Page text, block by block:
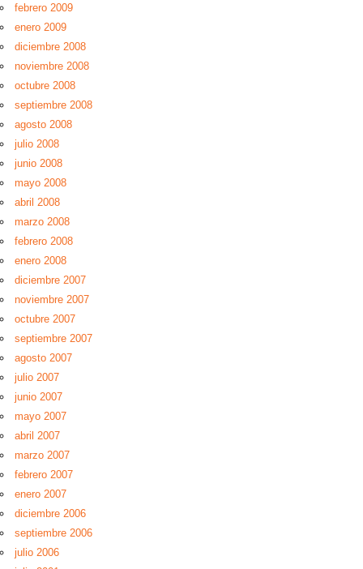
febrero 2009
enero 2009
diciembre 2008
noviembre 2008
octubre 2008
septiembre 2008
agosto 2008
julio 2008
junio 2008
mayo 2008
abril 2008
marzo 2008
febrero 2008
enero 2008
diciembre 2007
noviembre 2007
octubre 2007
septiembre 2007
agosto 2007
julio 2007
junio 2007
mayo 2007
abril 2007
marzo 2007
febrero 2007
enero 2007
diciembre 2006
septiembre 2006
julio 2006